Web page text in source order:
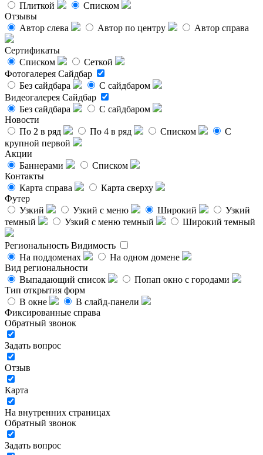
Плиткой
Списком
Отзывы
Автор слева
Автор по центру Автор справа
Сертификаты
Списком
Сеткой
Фотогалерея Сайдбар
Без сайдбара
С сайдбаром
Видеогалерея Сайдбар
Без сайдбара
С сайдбаром
Новости
По 2 в ряд
По 4 в ряд Списком
С
крупной первой
Акции
Баннерами
Списком
Контакты
Карта справа
Карта сверху
Футер
Узкий
Узкий с меню Широкий
Узкий
темный
Узкий с меню темный Широкий темный
Региональность Видимость
На поддоменах
На одном домене
Вид региональности
Выпадающий список
Попап окно с городами
Тип открытия форм
В окне
В слайд-панели
Фиксированные справа
Обратный звонок
Задать вопрос
Отзыв
Карта
На внутренних страницах
Обратный звонок
Задать вопрос